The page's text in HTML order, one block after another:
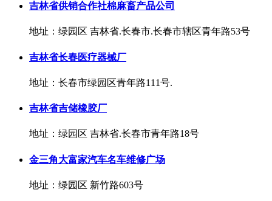
吉林省供销合作社棉麻畜产品公司
地址：绿园区 吉林省.长春市.长春市辖区青年路53号
吉林省长春医疗器械厂
地址：长春市绿园区青年路111号.
吉林省吉储橡胶厂
地址：绿园区 吉林省.长春市青年路18号
金三角大富家汽车名车维修广场
地址：绿园区 新竹路603号